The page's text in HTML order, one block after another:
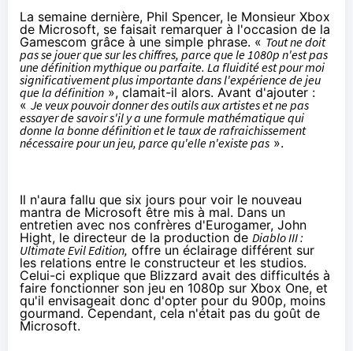
La semaine dernière, Phil Spencer, le Monsieur Xbox
de Microsoft, se faisait remarquer à l'occasion de la
Gamescom grâce à une simple phrase. « Tout ne doit
pas se jouer que sur les chiffres, parce que le 1080p n'est pas
une définition mythique ou parfaite. La fluidité est pour moi
significativement plus importante dans l'expérience de jeu
que la définition », clamait-il alors. Avant d'ajouter :
« Je veux pouvoir donner des outils aux artistes et ne pas
essayer de savoir s'il y a une formule mathématique qui
donne la bonne définition et le taux de rafraichissement
nécessaire pour un jeu, parce qu'elle n'existe pas ».
Il n'aura fallu que six jours pour voir le nouveau
mantra de Microsoft être mis à mal. Dans un
entretien avec nos confrères d'Eurogamer, John
Hight, le directeur de la production de Diablo III:
Ultimate Evil Edition, offre un éclairage différent sur
les relations entre le constructeur et les studios.
Celui-ci explique que Blizzard avait des difficultés à
faire fonctionner son jeu en 1080p sur Xbox One, et
qu'il envisageait donc d'opter pour du 900p, moins
gourmand. Cependant, cela n'était pas du goût de
Microsoft.